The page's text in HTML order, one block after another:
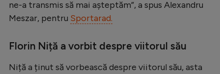
Alte sporturi
JO 2024
ne-a transmis să mai așteptăm”, a spus Alexandru
Meszar, pentru Sportarad.
Florin Niță a vorbit despre viitorul său
Niță a ținut să vorbească despre viitorul său, asta